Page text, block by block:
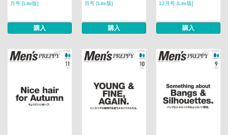
月号 [Lite版]
購入
月号 [Lite版]
購入
12月号 [Lite版]
購入